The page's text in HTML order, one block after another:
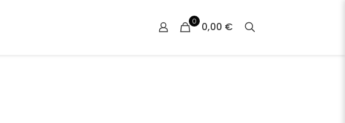
0 0,00 €